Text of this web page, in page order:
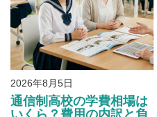
2026年8月5日
通信制高校の学費相場は